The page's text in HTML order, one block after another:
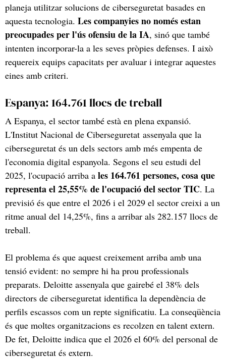
planeja utilitzar solucions de ciberseguretat basades en
aquesta tecnologia. Les companyies no només estan
preocupades per l'ús ofensiu de la IA, sinó que també
intenten incorporar-la a les seves pròpies defenses. I això
requereix equips capacitats per avaluar i integrar aquestes
eines amb criteri.
Espanya: 164.761 llocs de treball
A Espanya, el sector també està en plena expansió.
L'Institut Nacional de Ciberseguretat assenyala que la
ciberseguretat és un dels sectors amb més empenta de
l'economia digital espanyola. Segons el seu estudi del
2025, l'ocupació arriba a les 164.761 persones, cosa que
representa el 25,55% de l'ocupació del sector TIC. La
previsió és que entre el 2026 i el 2029 el sector creixi a un
ritme anual del 14,25%, fins a arribar als 282.157 llocs de
treball.
El problema és que aquest creixement arriba amb una
tensió evident: no sempre hi ha prou professionals
preparats. Deloitte assenyala que gairebé el 38% dels
directors de ciberseguretat identifica la dependència de
perfils escassos com un repte significatiu. La conseqüència
és que moltes organitzacions es recolzen en talent extern.
De fet, Deloitte indica que el 2026 el 60% del personal de
ciberseguretat és extern.